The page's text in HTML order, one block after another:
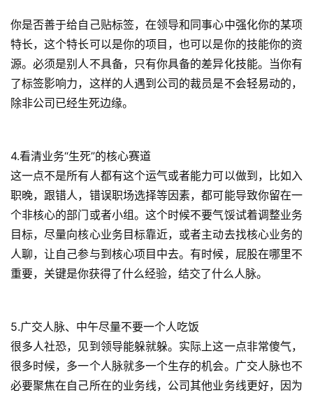
A
I
实
干
运
营
记
录
你是否善于给自己贴标签，在领导和同事心中强化你的某项
特长，这个特长可以是你的项目，也可以是你的技能你的资
源。必须是别人不具备，只有你具备的差异化技能。当你有
了标签影响力，这样的人遇到公司的裁员是不会轻易动的，
除非公司已经生死边缘。
4.看清业务“生死”的核心赛道
这一点不是所有人都有这个运气或者能力可以做到，比如入
职晚，跟错人，错误职场选择等因素，都可能导致你留在一
个非核心的部门或者小组。这个时候不要气馁试着调整业务
目标，尽量向核心业务目标靠近，或者主动去找核心业务的
人聊，让自己参与到核心项目中去。有时候，屁股在哪里不
重要，关键是你获得了什么经验，结交了什么人脉。
5.广交人脉、中午尽量不要一个人吃饭
很多人社恐，见到领导能躲就躲。实际上这一点非常傻气，
很多时候，多一个人脉就多一个生存的机会。广交人脉也不
必要聚焦在自己所在的业务线，公司其他业务线更好，因为